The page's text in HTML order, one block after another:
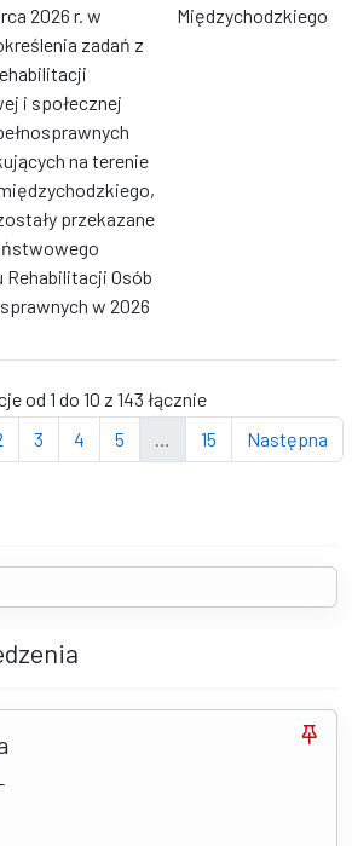
2026 r. w
zadań z
i społecznej
na terenie
przekazane
Rehabilitacji Osób
w 2026
Międzychodzkiego
od 1 do 10 z 143 łącznie
3 4 5 15 Następna